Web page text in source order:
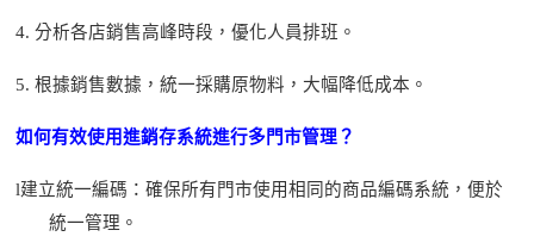
4.分析各店銷售高峰時段，優化人員排班。
5.根據銷售數據，統一採購原物料，大幅降低成本。
如何有效使用進銷存系統進行多門市管理？
l建立統一編碼：確保所有門市使用相同的商品編碼系統，便於
統一管理。